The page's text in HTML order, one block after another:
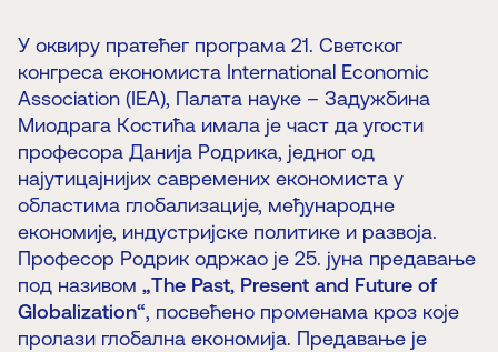
У оквиру пратећег програма 21. Светског
конгреса економиста International Economic
Association (IEA), Палата науке – Задужбина
Миодрага Костића имала је част да угости
професора Данија Родрика, једног од
најутицајнијих савремених економиста у
областима глобализације, међународне
економије, индустријске политике и развоја.
Професор Родрик одржао је 25. јуна предавање
под називом „The Past, Present and Future of
Globalization“, посвећено променама кроз које
пролази глобална економија. Предавање је